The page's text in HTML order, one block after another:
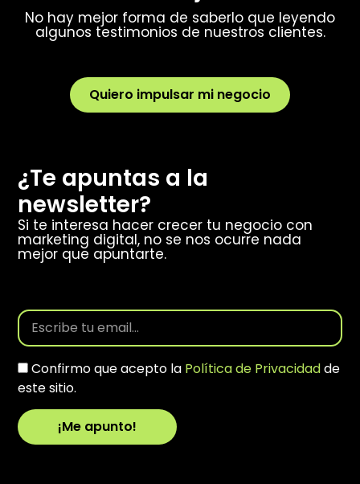
No hay mejor forma de saberlo que leyendo
algunos testimonios de nuestros clientes.
Quiero impulsar mi negocio
¿Te apuntas a la
newsletter?
Si te interesa hacer crecer tu negocio con
marketing digital, no se nos ocurre nada
mejor que apuntarte.
Confirmo que acepto la Política de Privacidadde
este sitio.
¡Me apunto!